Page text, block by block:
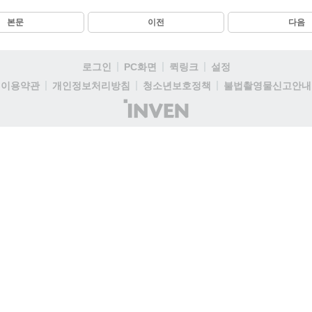
본문 이전 다음
로그인 PC화면 퀵링크
설정
이용약관
개인정보처리방침 청소년보호정책
불법촬영물신고안내
(주)
인